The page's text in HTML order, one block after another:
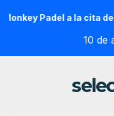
Padel a la cita dels
10 de